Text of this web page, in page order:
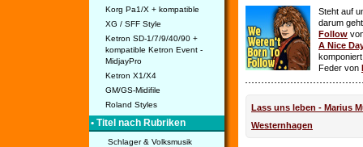
Korg Pa1/X + kompatible
XG / SFF Style
Ketron SD-1/7/9/40/90 +
kompatible Ketron Event -
MidjayPro
Ketron X1/X4
GM/GS-Midifile
Roland Styles
• Titel nach Rubriken
Schlager & Volksmusik
Steht auf
darum
Follow
A Nice
Feder von
Lass uns leben - Marius
Westernhagen